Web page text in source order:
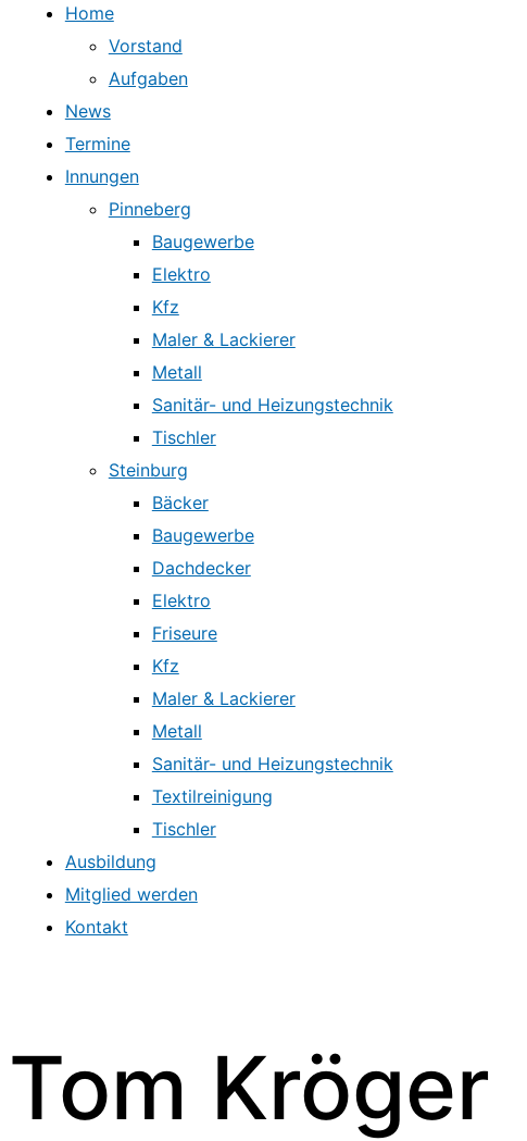
Home
Vorstand
Aufgaben
News
Termine
Innungen
Pinneberg
Baugewerbe
Elektro
Kfz
Maler & Lackierer
Metall
Sanitär- und Heizungstechnik
Tischler
Steinburg
Bäcker
Baugewerbe
Dachdecker
Elektro
Friseure
Kfz
Maler & Lackierer
Metall
Sanitär- und Heizungstechnik
Textilreinigung
Tischler
Ausbildung
Mitglied werden
Kontakt
Tom Kröger